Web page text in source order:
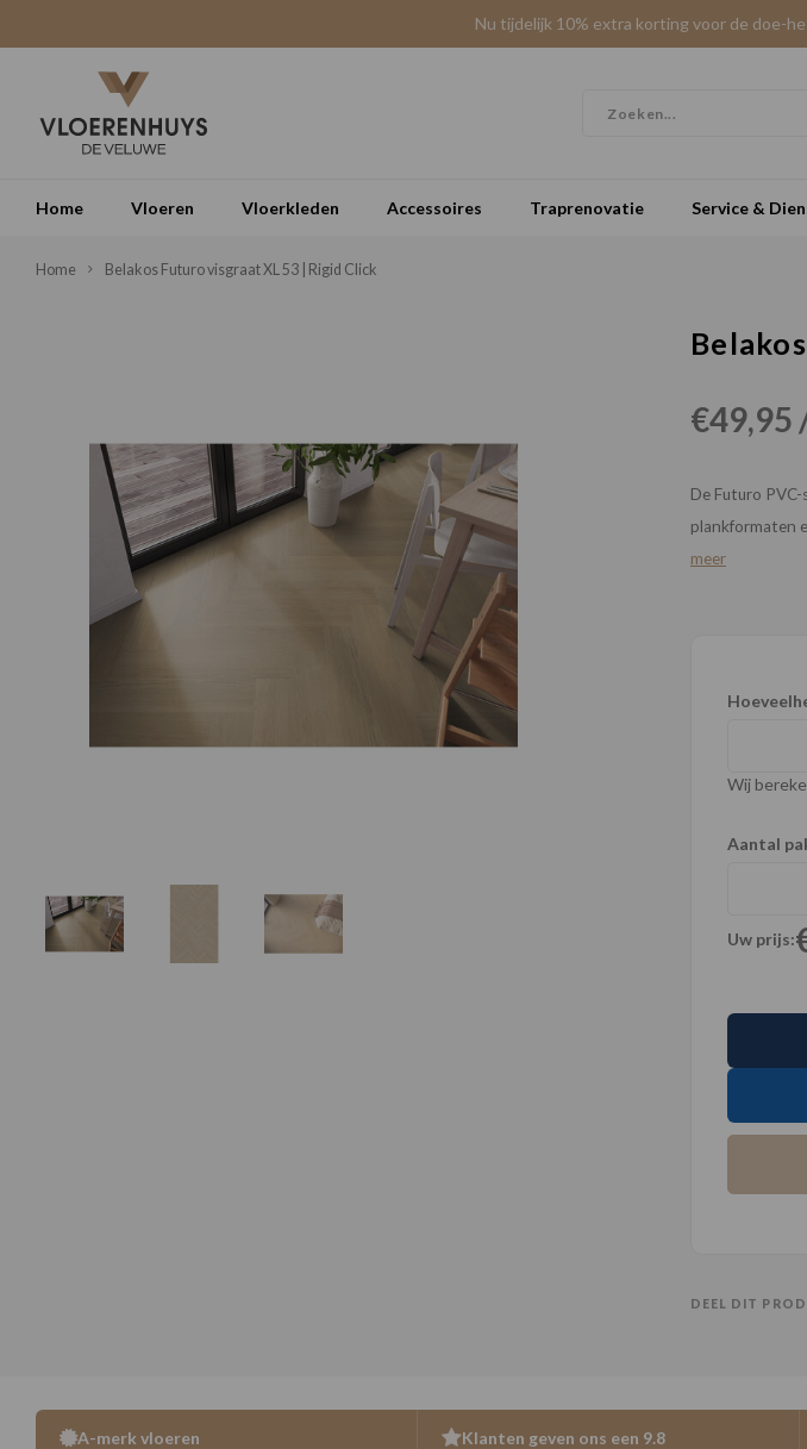
Nu tijdelijk 10% extra korting voor de doe-
Home Vloeren Vloerkleden Accessoires Traprenovatie Service &
Home Belakos Futuro visgraat XL 53 | Rigid Click
€49,95
De Futuro
plankformaten
meer
Wij
Aantal
Uw prijs:
DEEL DIT
A-merk vloeren Klanten geven ons een 9.8